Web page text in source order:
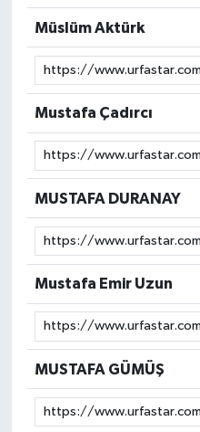
Müslüm Aktürk
Mustafa Çadırcı
MUSTAFA DURANAY
Mustafa Emir Uzun
MUSTAFA GÜMÜŞ